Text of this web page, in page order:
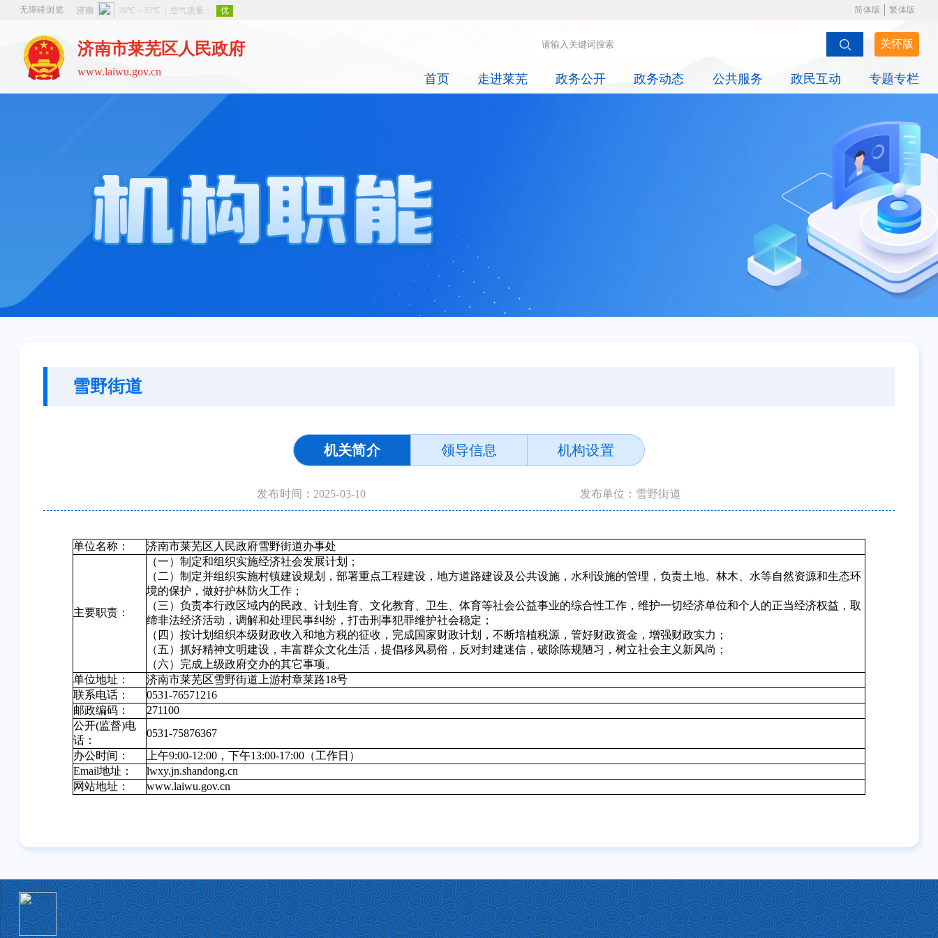
无障碍浏览 简体版 繁体版
济南市莱芜区人民政府
www.laiwu.gov.cn
关怀版
首页 走进莱芜 政务公开 政务动态 公共服务 政民互动 专题专栏
雪野街道
机关简介 领导信息 机构设置
发布时间：2025-03-10 发布单位：雪野街道
单位名称： 济南市莱芜区人民政府雪野街道办事处
主要职责：
（一）制定和组织实施经济社会发展计划；
（二）制定并组织实施村镇建设规划，部署重点工程建设，地方道路建设及公共设施，水利设施的管理，负责土地、林木、水等自然资源和生态环
境的保护，做好护林防火工作；
（三）负责本行政区域内的民政、计划生育、文化教育、卫生、体育等社会公益事业的综合性工作，维护一切经济单位和个人的正当经济权益，取
缔非法经济活动，调解和处理民事纠纷，打击刑事犯罪维护社会稳定；
（四）按计划组织本级财政收入和地方税的征收，完成国家财政计划，不断培植税源，管好财政资金，增强财政实力；
（五）抓好精神文明建设，丰富群众文化生活，提倡移风易俗，反对封建迷信，破除陈规陋习，树立社会主义新风尚；
（六）完成上级政府交办的其它事项。
单位地址：
济南市莱芜区雪野街道上游村章莱路18号
联系电话：
0531-76571216
邮政编码：
271100
公开(监督)电
话：
0531-75876367
办公时间：
上午9:00-12:00，下午13:00-17:00（工作日）
Email地址：
lwxy.jn.shandong.cn
网站地址：
www.laiwu.gov.cn